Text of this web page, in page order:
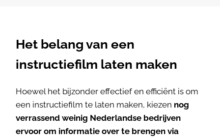
Het belang van een
instructiefilm laten maken
Hoewel het bijzonder effectief en efficiënt is om
een instructiefilm te laten maken, kiezen nog
verrassend weinig Nederlandse bedrijven
ervoor om informatie over te brengen via